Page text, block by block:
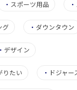
・ スポーツ用品 ・
グ ・ ダウンタウン
・ デザイン
りたい ・ ドジャー